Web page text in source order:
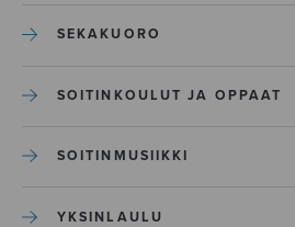
SEKAKUORO
SOITINKOULUT JA OPPAAT
SOITINMUSIIKKI
YKSINLAULU